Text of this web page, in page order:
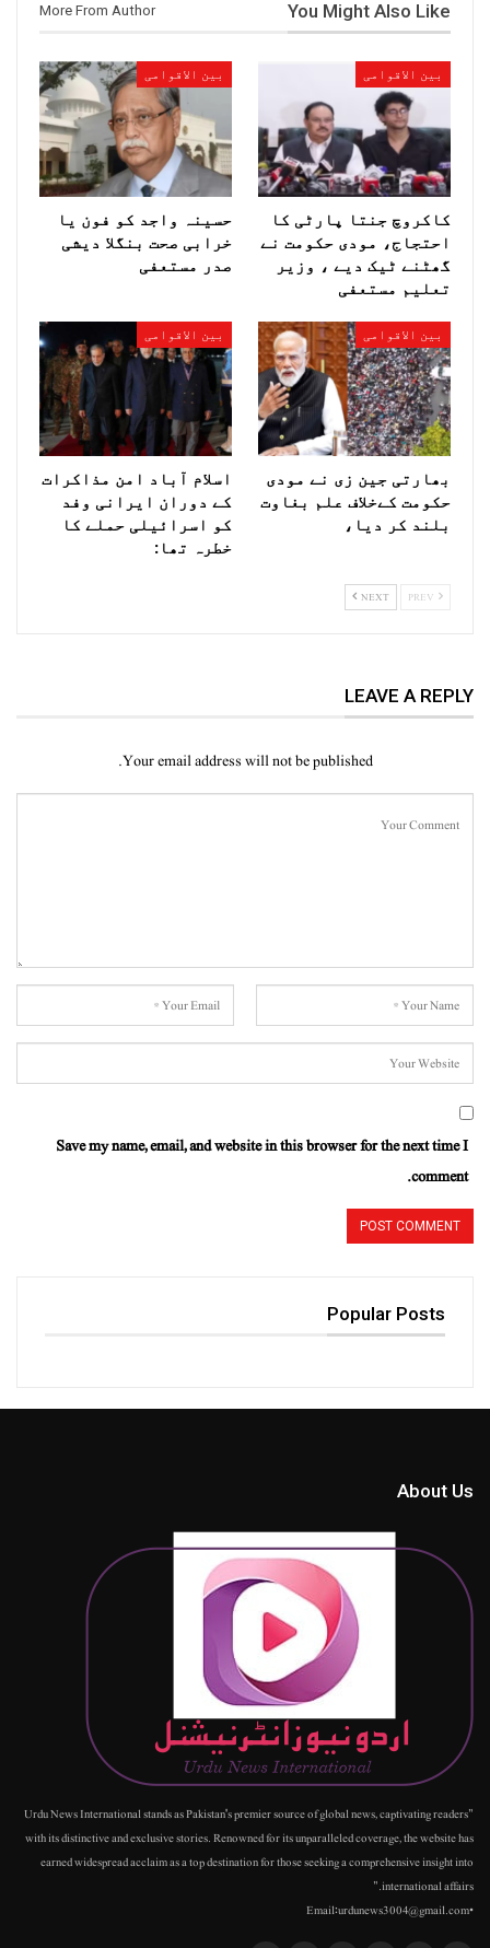
You Might Also Like
More From Author
بین الاقوامی
کاکروچ جنتا پارٹی کا
احتجاج، مودی حکومت نے
گھٹنے ٹیک دیے ، وزیر
تعلیم مستعفی
بین الاقوامی
حسینہ واجد کو فون یا
خرابی صحت بنگلا دیشی
صدر مستعفی
بین الاقوامی
بھارتی جین زی نے مودی
حکومت کےخلاف علم بغاوت
بلند کر دیا،
بین الاقوامی
اسلام آباد امن مذاکرات
کے دوران ایرانی وفد
کو اسرائیلی حملے کا
خطرہ تھا:
NEXT
LEAVE A REPLY
Your email address will not be published.
Save my name, email, and website in this browser for the next time I
comment.
Popular Posts
About Us
"Urdu News International stands as Pakistan's premier source of global news, captivating readers
with its distinctive and exclusive stories. Renowned for its unparalleled coverage, the website has
earned widespread acclaim as a top destination for those seeking a comprehensive insight into
international affairs."
•Email:urdunews3004@gmail.com